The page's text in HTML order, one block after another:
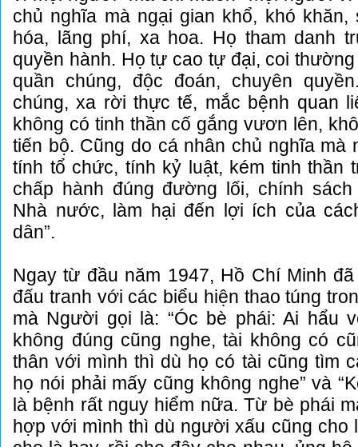
chủ nghĩa mà ngại gian khổ, khó khăn,
hóa, lãng phí, xa hoa. Họ tham danh
quyền hành. Họ tự cao tự đại, coi
quần chúng, độc đoán, chuyên
chúng, xa rời thực tế, mắc bệnh quan
không có tinh thần cố gắng vươn lên,
tiến bộ. Cũng do cá nhân chủ nghĩa mà
tính tổ chức, tính kỷ luật, kém tinh thần
chấp hành đúng đường lối, chính
Nhà nước, làm hại đến lợi ích của
dân”.
Ngay từ đầu năm 1947, Hồ Chí Minh
đấu tranh với các biểu hiện thao túng
mà Người gọi là: “Óc bè phái: Ai hẩu
không đúng cũng nghe, tài không có
thân với mình thì dù họ có tài cũng tìm
họ nói phải mấy cũng không nghe” và
là bệnh rất nguy hiểm nữa. Từ bè phái
hợp với mình thì dù người xấu cũng cho